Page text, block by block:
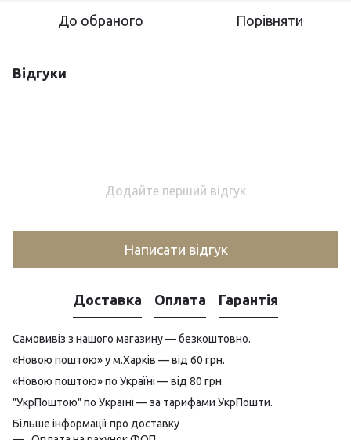
До обраного Порівняти
Відгуки
Додайте перший відгук
Написати відгук
Доставка Оплата Гарантія
Самовивіз з нашого магазину — безкоштовно.
«Новою поштою» у м.Харків — від 60 грн.
«Новою поштою» по Україні — від 80 грн.
"УкрПоштою" по Україні — за тарифами УкрПошти.
Більше інформації про доставку